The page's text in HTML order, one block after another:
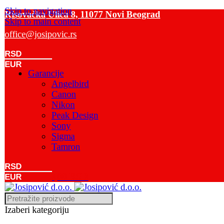
Skip to navigation
Skip to main content
Risovačka Ulica 8, 11077 Novi Beograd
office@josipovic.rs
RSD
EUR
Garancije
Angelbird
Canon
Nikon
Peak Design
Sony
Sigma
Tamron
RSD
EUR
0Komada
Izaberi kategoriju